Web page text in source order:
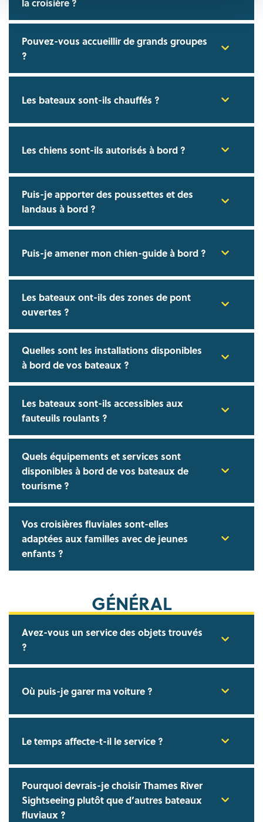
Pouvez-vous accueillir de grands groupes
?
Les bateaux sont-ils chauffés ?
Les chiens sont-ils autorisés à bord ?
Puis-je apporter des poussettes et des
landaus à bord ?
Puis-je amener mon chien-guide à bord ?
Les bateaux ont-ils des zones de pont
ouvertes ?
Quelles sont les installations disponibles
à bord de vos bateaux ?
Les bateaux sont-ils accessibles aux
fauteuils roulants ?
Quels équipements et services sont
disponibles à bord de vos bateaux de
tourisme ?
Vos croisières fluviales sont-elles
adaptées aux familles avec de jeunes
enfants ?
GÉNÉRAL
Avez-vous un service des objets trouvés
?
Où puis-je garer ma voiture ?
Le temps affecte-t-il le service ?
Pourquoi devrais-je choisir Thames River
Sightseeing plutôt que d’autres bateaux
fluviaux ?